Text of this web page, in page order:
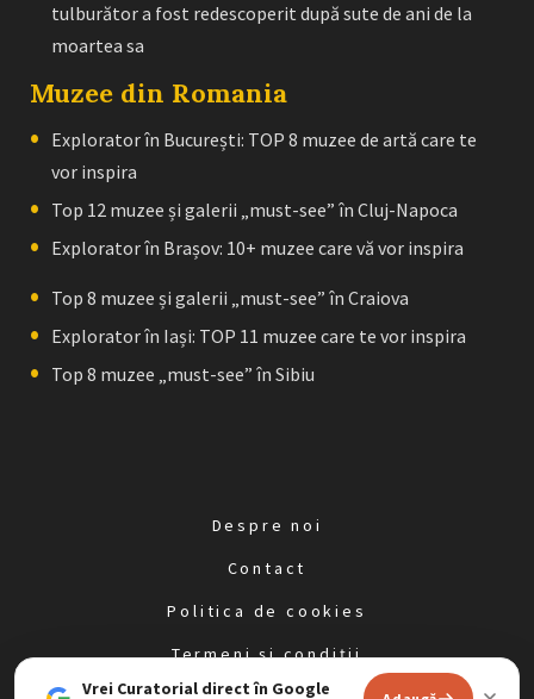
tulburător a fost redescoperit după sute de ani de la
moartea sa
Muzee din Romania
Explorator în București: TOP 8 muzee de artă care te
vor inspira
Top 12 muzee și galerii „must-see” în Cluj-Napoca
Explorator în Brașov: 10+ muzee care vă vor inspira
Top 8 muzee și galerii „must-see” în Craiova
Explorator în Iași: TOP 11 muzee care te vor inspira
Top 8 muzee „must-see” în Sibiu
Despre noi
Contact
Politica de cookies
Termeni și condiții
Vrei Curatorial direct în Google